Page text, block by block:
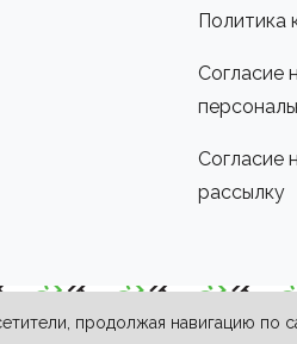
Политика
Согласие
Согласие
рассылку
продолжая навигацию по